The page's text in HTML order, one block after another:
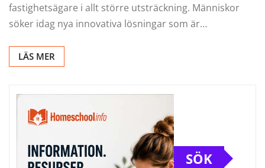
fastighetsägare i allt större utsträckning. Människor
söker idag nya innovativa lösningar som är…
LÄS MER
SÖK